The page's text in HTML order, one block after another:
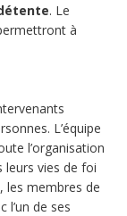
. Le
à
L’équipe
l’organisation
vies de foi
les membres de
l’un de ses